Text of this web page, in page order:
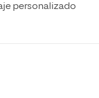
personalizado